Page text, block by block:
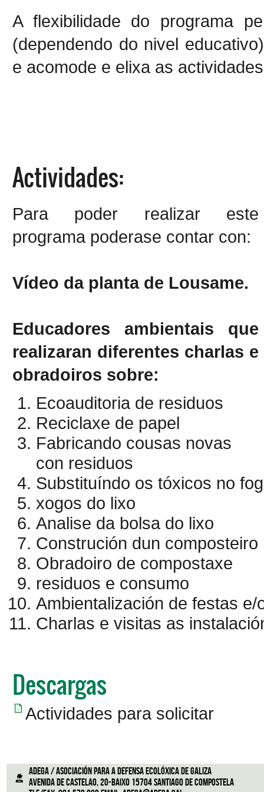
A flexibilidade do programa
(dependendo do nivel
e acomode e elixa as
Actividades:
Para poder realizar este
programa poderase contar con:
Vídeo da planta de Lousame.
Educadores ambientais que
realizaran diferentes charlas e
obradoiros sobre:
Ecoauditoria de residuos
Reciclaxe de papel
Fabricando cousas novas
con residuos
Substituíndo os tóxicos no
xogos do lixo
Analise da bolsa do lixo
Construción dun composteiro
Obradoiro de compostaxe
residuos e consumo
Ambientalización de festas
Charlas e visitas as
Descargas
Actividades para solicitar
ADEGA / Asociación para a defensa ecolóxica de Galiza
Avenida de Castelao, 20-Baixo 15704 Santiago de Compostela